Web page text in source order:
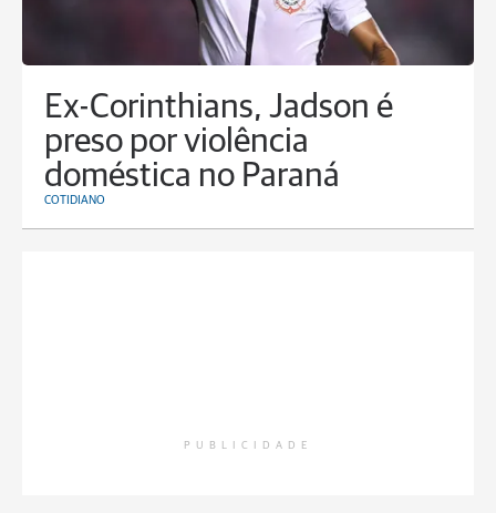
Ex-Corinthians, Jadson é
preso por violência
doméstica no Paraná
COTIDIANO
PUBLICIDADE